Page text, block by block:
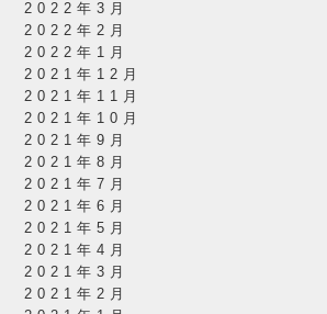
2022年3月
2022年2月
2022年1月
2021年12月
2021年11月
2021年10月
2021年9月
2021年8月
2021年7月
2021年6月
2021年5月
2021年4月
2021年3月
2021年2月